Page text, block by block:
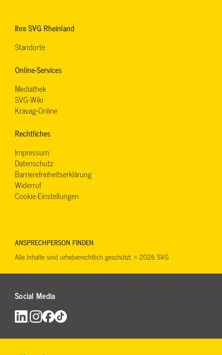
Ihre SVG Rheinland
Standorte
Online-Services
Mediathek
SVG-Wiki
Kravag-Online
Rechtliches
Impressum
Datenschutz
Barrierefreiheitserklärung
Widerruf
Cookie-Einstellungen
Social Media
ANSPRECHPERSON FINDEN
Alle Inhalte sind urheberrechtlich geschützt. © 2026 SVG